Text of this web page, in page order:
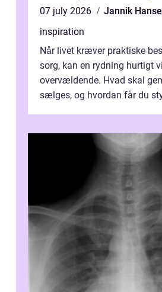
07 july 2026
Jannik
inspiration
Når livet kræver praktiske
sorg, kan en rydning hurtigt
overvældende. Hvad skal
sælges, og hvordan får du